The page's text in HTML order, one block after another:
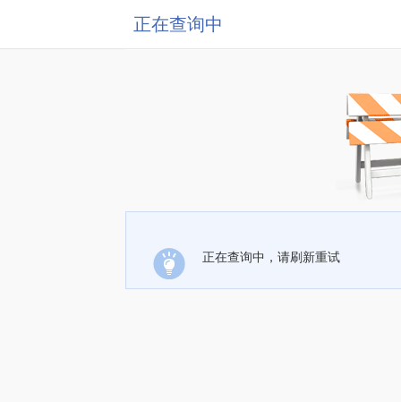
正在查询中
正在查询中，请刷新重试